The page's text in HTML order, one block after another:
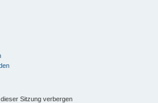
Sitzung verbergen